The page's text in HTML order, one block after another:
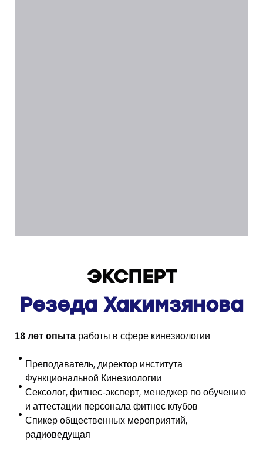
ЭКСПЕРТ
Резеда Хакимзянова
18 лет опыта работы в сфере кинезиологии
Преподаватель, директор института
Функциональной Кинезиологии
Сексолог, фитнес-эксперт, менеджер по обучению
и аттестации персонала фитнес клубов
Спикер общественных мероприятий,
радиоведущая